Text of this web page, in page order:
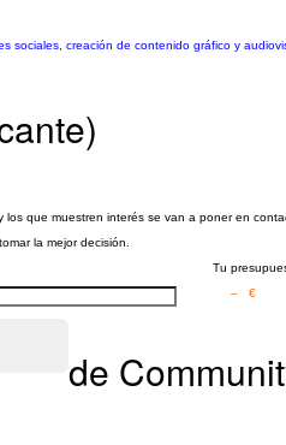
sociales, creación de contenido gráfico y
que muestren interés se van a poner en
la mejor decisión.
Tu
– €
de